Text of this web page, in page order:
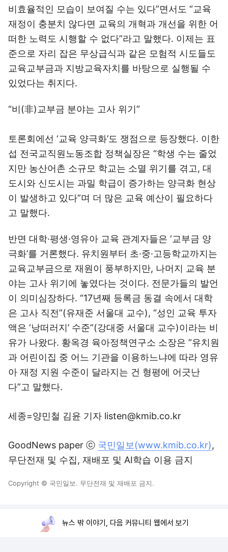
비효율적인 모습이 보여질 수는 있다”면서도 “교육
재정이 충분치 않다면 교육의 개혁과 개선을 위한 어
떠한 노력도 시행할 수 없다”라고 말했다. 이제는 표
준으로 자리 잡은 무상급식과 같은 모험적 시도들도
교육교부금과 지방교육자치를 바탕으로 실행될 수
있었다는 취지다.
“비(非)교부금 분야는 고사 위기”
토론회에선 ‘교육 양극화’도 쟁점으로 등장했다. 이한
섭 전국교직원노동조합 정책실장은 “학생 수는 줄었
지만 농산어촌 소규모 학교는 소멸 위기를 겪고, 대
도시와 신도시는 과밀 학급이 증가하는 양극화 현상
이 발생하고 있다”며 더 많은 교육 예산이 필요하다
고 말했다.
반면 대학·평생·영유아 교육 관계자들은 ‘교부금 양
극화’를 거론했다. 유치원부터 초·중·고등학교까지는
교육교부금으로 재원이 풍부하지만, 나머지 교육 분
야는 고사 위기에 놓였다는 것이다. 전문가들의 발언
이 의미심장하다. “17년째 등록금 동결 속에서 대학
은 고사 직전”(유재준 서울대 교수), “성인 교육 투자
액은 ‘낭떠러지’ 수준”(강대중 서울대 교수)이라는 비
유가 나왔다. 황옥경 육아정책연구소 소장은 “유치원
과 어린이집 중 어느 기관을 이용하느냐에 따라 영유
아 재정 지원 수준이 달라지는 건 형평에 어긋난
다”고 말했다.
세종=양민철 김윤 기자 listen@kmib.co.kr
GoodNews paper ⓒ 국민일보(www.kmib.co.kr),
무단전재 및 수집, 재배포 및 AI학습 이용 금지
Copyright © 국민일보. 무단전재 및 재배포 금지.
뉴스 밖 이야기, 다음 커뮤니티 웹에서 보기